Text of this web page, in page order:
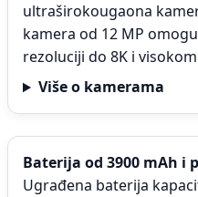
ultraširokougaona
kamera od 12 MP
rezoluciji do 8K i
Više o kamerama
Baterija od 3900 mAh i
Ugrađena baterija